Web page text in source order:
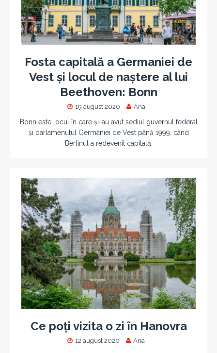
Fosta capitală a Germaniei de
Vest și locul de naștere al lui
Beethoven: Bonn
19 august 2020 Ana
Bonn este locul în care și-au avut sediul guvernul federal
și parlamenutul Germaniei de Vest până 1999, când
Berlinul a redevenit capitală.
Ce poți vizita o zi în Hanovra
12 august 2020 Ana